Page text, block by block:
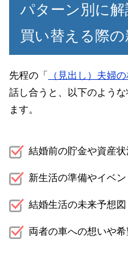
パターン別に
買い替える際
先程の「 （見出し）夫婦
話し合うと、以下のよう
ます。
結婚前の貯金や資産状
新生活の準備やイベ
結婚生活の未来予想図
両者の車への想いや希